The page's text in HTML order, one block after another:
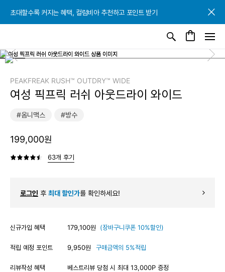
초대할수록 커지는 혜택, 컬럼비아 추천하고 포인트 받기
초대할수록 커지는 혜택, 컬럼비아 추천하고 포인트 받기
초대할수록 커지는 혜택, 컬럼비아 추천하고 포인트 받기
PEAKFREAK RUSH™ OUTDRY™ WIDE
여성 픽프릭 러쉬 아웃드라이 와이드
#옴니맥스 #방수
199,000원
63개 후기
로그인 후 최대 할인가를 확인하세요!
신규가입 혜택 179,100원 (장바구니쿠폰 10%할인)
적립 예정 포인트 9,950원 구매금액의 5%적립
리뷰작성 혜택 베스트리뷰 당첨 시 최대 13,000P 증정